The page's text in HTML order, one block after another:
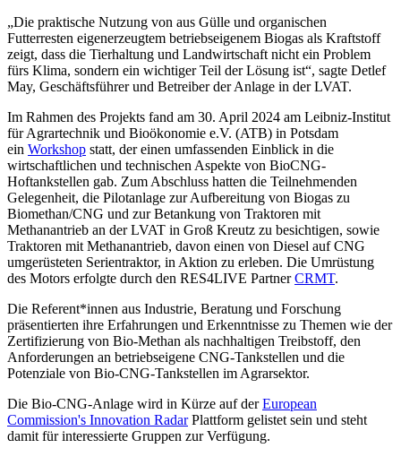
„Die praktische Nutzung von aus Gülle und organischen
Futterresten eigenerzeugtem betriebseigenem Biogas als Kraftstoff
zeigt, dass die Tierhaltung und Landwirtschaft nicht ein Problem
fürs Klima, sondern ein wichtiger Teil der Lösung ist“, sagte Detlef
May, Geschäftsführer und Betreiber der Anlage in der LVAT.
Im Rahmen des Projekts fand am 30. April 2024 am Leibniz-Institut
für Agrartechnik und Bioökonomie e.V. (ATB) in Potsdam
ein Workshop statt, der einen umfassenden Einblick in die
wirtschaftlichen und technischen Aspekte von BioCNG-
Hoftankstellen gab. Zum Abschluss hatten die Teilnehmenden
Gelegenheit, die Pilotanlage zur Aufbereitung von Biogas zu
Biomethan/CNG und zur Betankung von Traktoren mit
Methanantrieb an der LVAT in Groß Kreutz zu besichtigen, sowie
Traktoren mit Methanantrieb, davon einen von Diesel auf CNG
umgerüsteten Serientraktor, in Aktion zu erleben. Die Umrüstung
des Motors erfolgte durch den RES4LIVE PartnerCRMT.
Die Referent*innen aus Industrie, Beratung und Forschung
präsentierten ihre Erfahrungen und Erkenntnisse zu Themen wie der
Zertifizierung von Bio-Methan als nachhaltigen Treibstoff, den
Anforderungen an betriebseigene CNG-Tankstellen und die
Potenziale von Bio-CNG-Tankstellen im Agrarsektor.
Die Bio-CNG-Anlage wird in Kürze auf derEuropean
Commission's Innovation RadarPlattform gelistet sein und steht
damit für interessierte Gruppen zur Verfügung.